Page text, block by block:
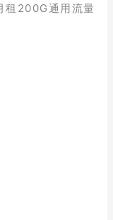
200G通用流量